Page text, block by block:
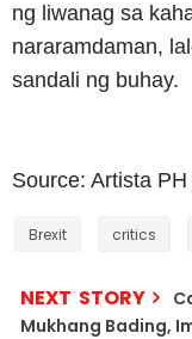
ng liwanag sa
nararamdaman,
sandali ng buhay.
Source: Artista
Brexit critics
NEXT STORY
Mukhang Bading,